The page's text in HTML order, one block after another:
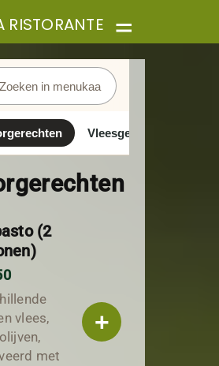
menu
RISTORANTE
Vleesgerechten
(2
vlees,
met
+